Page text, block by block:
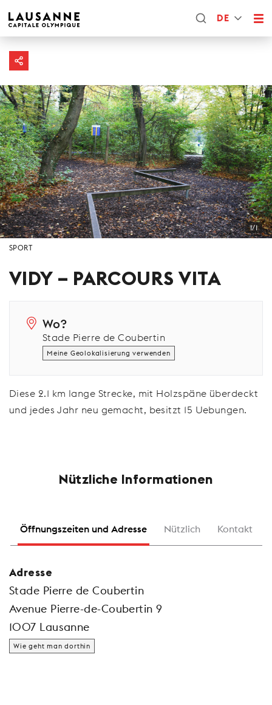
DE
1/1
SPORT
VIDY – PARCOURS VITA
Wo?
Stade Pierre de Coubertin
Meine Geolokalisierung verwenden
Diese 2.1 km lange Strecke, mit Holzspäne überdeckt
und jedes Jahr neu gemacht, besitzt 15 Uebungen.
Nützliche Informationen
Öffnungszeiten und Adresse Nützlich Kontakt
Adresse
Stade Pierre de Coubertin
Avenue Pierre-de-Coubertin 9
1007 Lausanne
Wie geht man dorthin